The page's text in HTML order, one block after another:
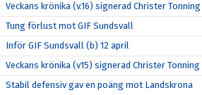
Veckans krönika (v.16) signerad Christer Tonning
Tung förlust mot GIF Sundsvall
Inför GIF Sundsvall (b) 12 april
Veckans krönika (v15) signerad Christer Tonning
Stabil defensiv gav en poäng mot Landskrona